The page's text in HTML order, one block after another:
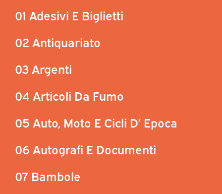
01 Adesivi E Biglietti
02 Antiquariato
03 Argenti
04 Articoli Da Fumo
05 Auto, Moto E Cicli D’ Epoca
06 Autografi E Documenti
07 Bambole